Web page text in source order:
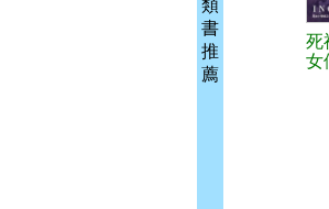
類
書
推
薦
死
女